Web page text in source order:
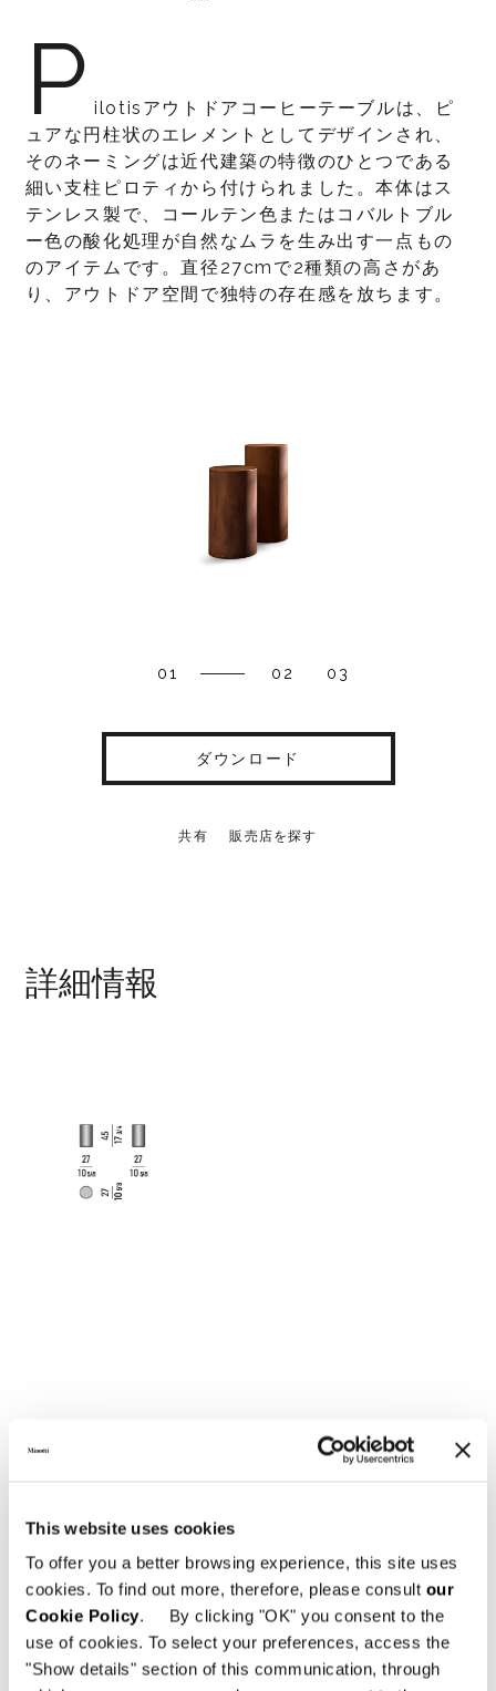
This website uses cookies
To offer you a better browsing experience, this site uses
cookies. To find out more, therefore, please consult our
Cookie Policy. By clicking "OK" you consent to the
use of cookies. To select your preferences, access the
"Show details" section of this communication, through
P ilotisアウトドアコーヒーテーブルは、ピ
ュアな円柱状のエレメントとしてデザインされ、
そのネーミングは近代建築の特徴のひとつである
細い支柱ピロティから付けられました。本体はス
テンレス製で、コールテン色またはコバルトブル
ー色の酸化処理が自然なムラを生み出す一点もの
のアイテムです。直径27cmで2種類の高さがあ
り、アウトドア空間で独特の存在感を放ちます。
01 02 03
ダウンロード
共有 販売店を探す
詳細情報